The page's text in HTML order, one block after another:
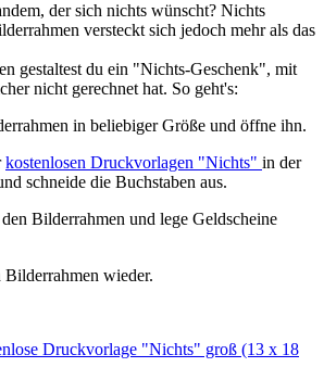
der sich nichts wünscht? Nichts
versteckt sich jedoch mehr als das
gestaltest du ein "Nichts-Geschenk", mit
nicht gerechnet hat. So geht's:
in beliebiger Größe und öffne ihn.
kostenlosen Druckvorlagen "Nichts" in der
schneide die Buchstaben aus.
Bilderrahmen und lege Geldscheine
Bilderrahmen wieder.
Druckvorlage "Nichts" groß (13 x 18